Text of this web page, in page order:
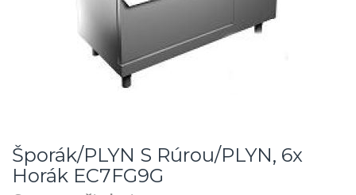
Šporák/PLYN S Rúrou/PLYN, 6x
Horák EC7FG9G